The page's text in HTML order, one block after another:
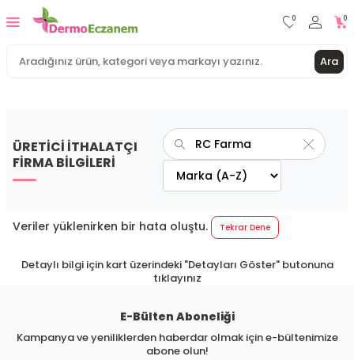
Ara
0 0
ÜRETİCİ İTHALATÇI
FİRMA BİLGİLERİ
Veriler yüklenirken bir hata oluştu. Tekrar Dene
Detaylı bilgi için kart üzerindeki "Detayları Göster" butonuna
tıklayınız
E-Bülten Aboneliği
Kampanya ve yeniliklerden haberdar olmak için e-bültenimize
abone olun!